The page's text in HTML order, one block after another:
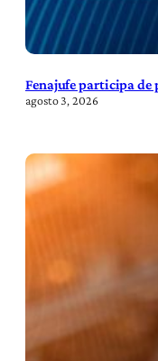
Fenajufe participa de
agosto 3, 2026